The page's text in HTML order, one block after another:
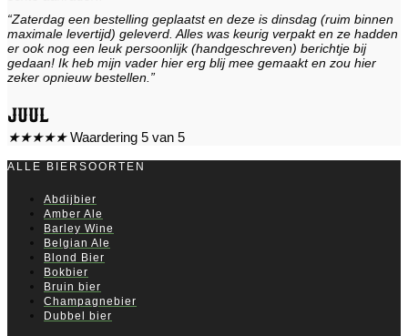
“Zaterdag een bestelling geplaatst en deze is dinsdag (ruim binnen
maximale levertijd) geleverd. Alles was keurig verpakt en ze hadden
er ook nog een leuk persoonlijk (handgeschreven) berichtje bij
gedaan! Ik heb mijn vader hier erg blij mee gemaakt en zou hier
zeker opnieuw bestellen.”
Juul
★★★★★ Waardering 5 van 5
ALLE BIERSOORTEN
Abdijbier
Amber Ale
Barley Wine
Belgian Ale
Blond Bier
Bokbier
Bruin bier
Champagnebier
Dubbel bier